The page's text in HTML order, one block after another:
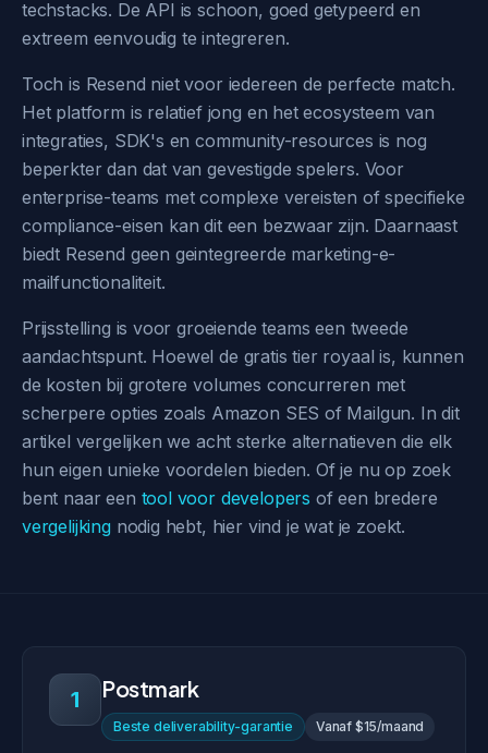
techstacks. De API is schoon, goed getypeerd en
extreem eenvoudig te integreren.
Toch is Resend niet voor iedereen de perfecte match.
Het platform is relatief jong en het ecosysteem van
integraties, SDK's en community-resources is nog
beperkter dan dat van gevestigde spelers. Voor
enterprise-teams met complexe vereisten of specifieke
compliance-eisen kan dit een bezwaar zijn. Daarnaast
biedt Resend geen geintegreerde marketing-e-
mailfunctionaliteit.
Prijsstelling is voor groeiende teams een tweede
aandachtspunt. Hoewel de gratis tier royaal is, kunnen
de kosten bij grotere volumes concurreren met
scherpere opties zoals Amazon SES of Mailgun. In dit
artikel vergelijken we acht sterke alternatieven die elk
hun eigen unieke voordelen bieden. Of je nu op zoek
bent naar een tool voor developers of een bredere
vergelijking nodig hebt, hier vind je wat je zoekt.
1 Postmark
Beste deliverability-garantie Vanaf $15/maand